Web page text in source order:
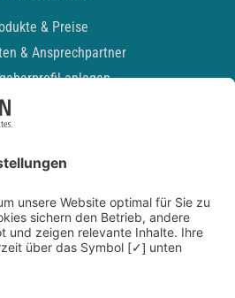
& Preise
& Ansprechpartner
anlegen
Podcast
Kontakt
Datenschutz
Newsletter